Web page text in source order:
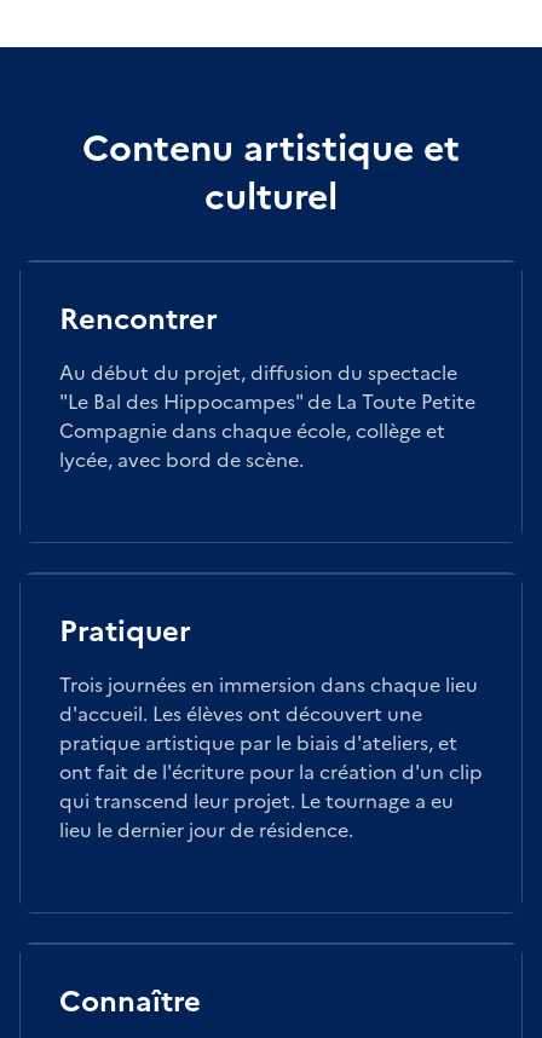
Contenu artistique et
culturel
Rencontrer
Au début du projet, diffusion du spectacle
"Le Bal des Hippocampes" de La Toute Petite
Compagnie dans chaque école, collège et
lycée, avec bord de scène.
Pratiquer
Trois journées en immersion dans chaque lieu
d'accueil. Les élèves ont découvert une
pratique artistique par le biais d'ateliers, et
ont fait de l'écriture pour la création d'un clip
qui transcend leur projet. Le tournage a eu
lieu le dernier jour de résidence.
Connaître